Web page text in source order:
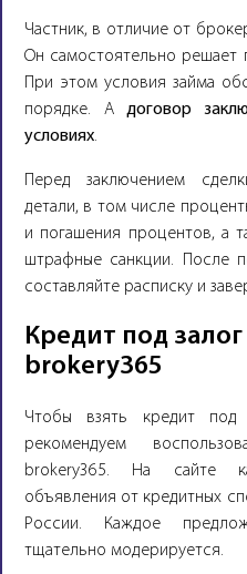
Частник, в отличие от
Он самостоятельно решает
При этом условия займа
порядке. Адоговор
условиях.
Перед заключением
детали, в том числе
и погашения процентов, а
штрафные санкции. После
составляйте расписку и
Кредит под
brokery365
Чтобы взять кредит под
рекомендуем
brokery365. На сайте
объявления от кредитных
России. Каждое
тщательно модерируется.